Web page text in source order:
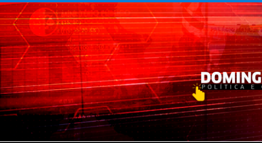
Pular para o conteúdo